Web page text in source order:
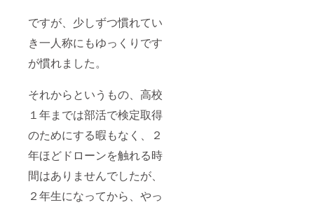
ですが、少しずつ慣れてい
き一人称にもゆっくりです
が慣れました。
それからというもの、高校
１年までは部活で検定取得
のためにする暇もなく、２
年ほどドローンを触れる時
間はありませんでしたが、
２年生になってから、やっ